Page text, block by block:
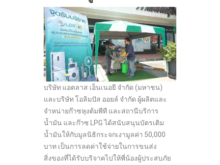
บริษัท แอตลาส เอ็นเนอยี จำกัด (มหาชน)
และบริษัท โอลิมปัส ออยล์ จำกัด ผู้ผลิตและ
จำหน่ายก๊าซหุงต้มพีที และสถานีบริการ
น้ำมัน และก๊าซ LPG ได้สนับสนุนบัตรเติม
น้ำมันให้กับมูลนิธิกระจกเงามูลค่า 50,000
บาท เป็นการลดค่าใช้จ่ายในการขนส่ง
สิ่งของที่ได้รับบริจาคไปให้พี่น้องผู้ประสบภัย